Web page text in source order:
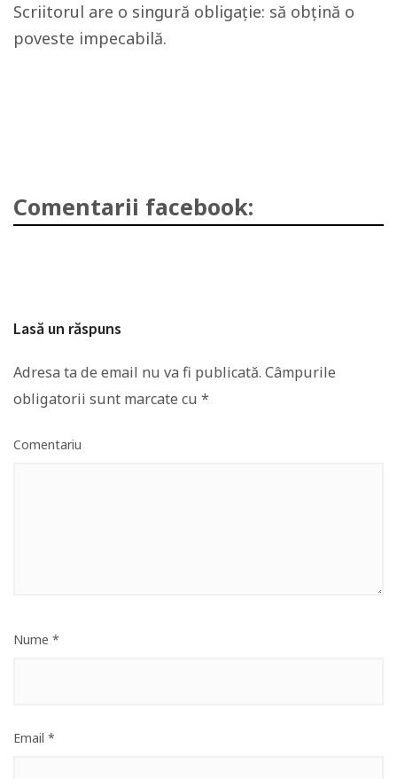
Scriitorul are o singură obligație: să obțină o
poveste impecabilă.
Comentarii facebook:
Lasă un răspuns
Adresa ta de email nu va fi publicată. Câmpurile
obligatorii sunt marcate cu *
Comentariu
Nume *
Email *